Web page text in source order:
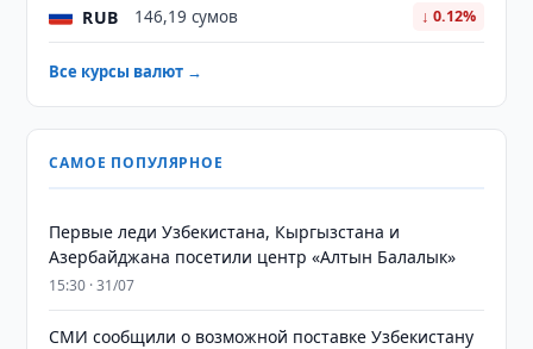
RUB 146,19 сумов ↓ 0.12%
Все курсы валют →
САМОЕ ПОПУЛЯРНОЕ
Первые леди Узбекистана, Кыргызстана и
Азербайджана посетили центр «Алтын Балалык»
15:30 · 31/07
СМИ сообщили о возможной поставке Узбекистану